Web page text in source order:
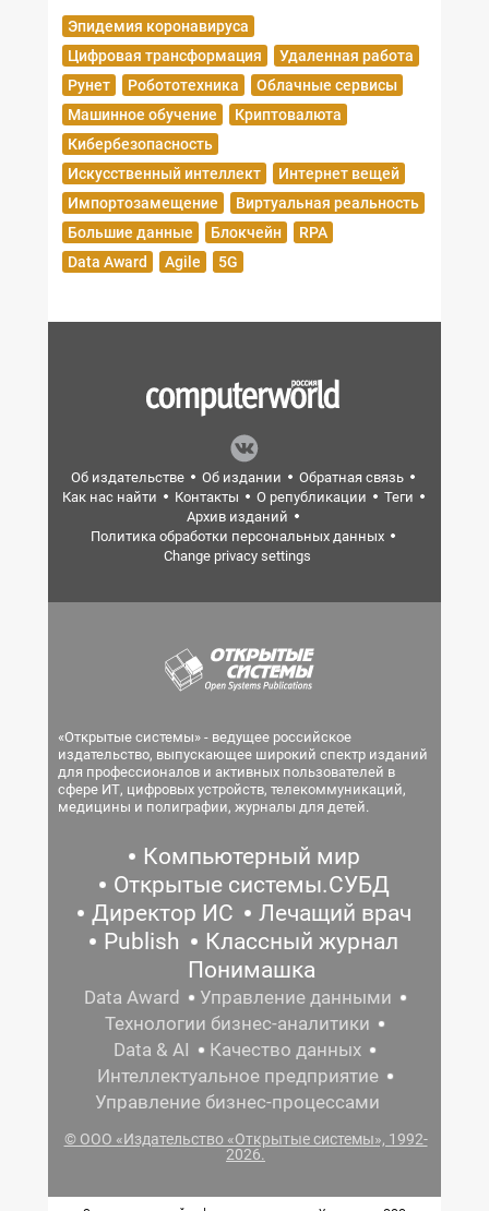
Эпидемия коронавируса
Цифровая трансформация
Удаленная работа
Рунет
Робототехника
Облачные сервисы
Машинное обучение
Криптовалюта
Кибербезопасность
Искусственный интеллект
Интернет вещей
Импортозамещение
Виртуальная реальность
Большие данные
Блокчейн
RPA
Data Award
Agile 5G
Об издательстве Об издании
Обратная связь
Как нас найти
Контакты О републикации
Теги
Архив изданий
Политика обработки персональных данных
Change privacy settings
«Открытые системы» - ведущее российское
издательство, выпускающее широкий спектр изданий
для профессионалов и активных пользователей в
сфере ИТ, цифровых устройств, телекоммуникаций,
медицины и полиграфии, журналы для детей.
Компьютерный мир
Открытые системы.СУБД
Директор ИС
Лечащий врач
Publish
Классный журнал
Понимашка
Data Award
Управление данными
Технологии бизнес-аналитики
Data & AI
Качество данных
Интеллектуальное предприятие
Управление бизнес-процессами
© ООО «Издательство «Открытые системы», 1992-
2026.